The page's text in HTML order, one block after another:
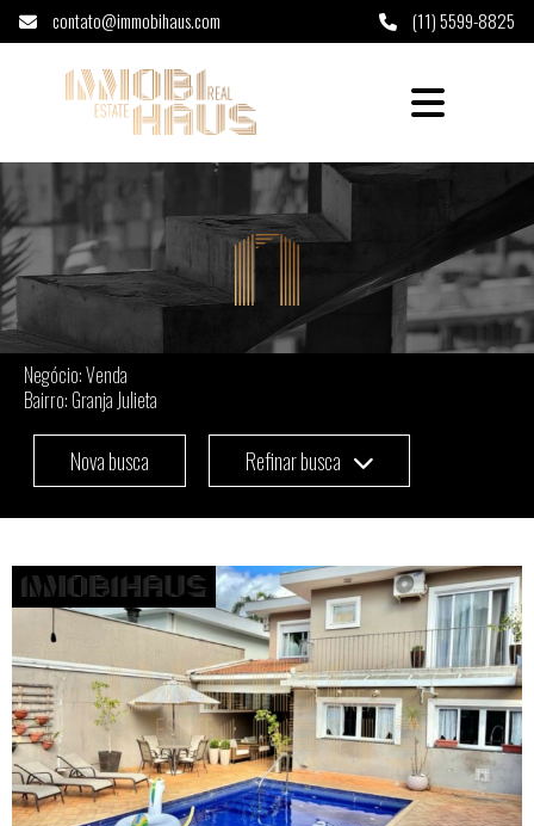
contato@immobihaus.com (11) 5599-8825
Imóveis à venda em Granja Julieta - São
Negócio: Venda
Bairro: Granja Julieta
Nova busca Refinar busca